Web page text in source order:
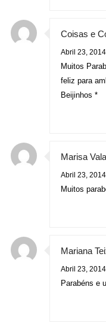
Coisas e
Abril 23, 2014
Muitos
feliz para
Beijinhos *
Marisa
Abril 23, 2014
Muitos
Mariana
Abril 23, 2014
Parabéns e